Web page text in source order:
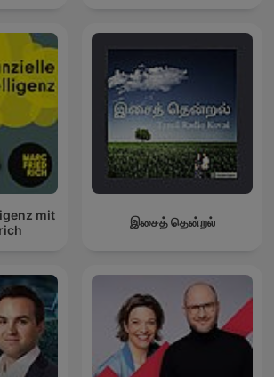
mit
இசைத் தென்றல்